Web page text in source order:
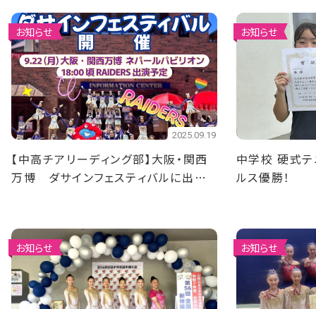
お知らせ
2025.09.19
【中高チアリーディング部】大阪・関西
万博 ダサインフェスティバルに出演
お知らせ
中学校 硬式
ルス優勝！
お知らせ お知らせ